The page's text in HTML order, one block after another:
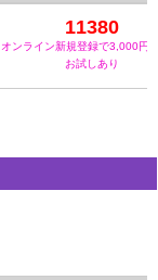
11380
オンライン新規登録で3,000円
お試しあり